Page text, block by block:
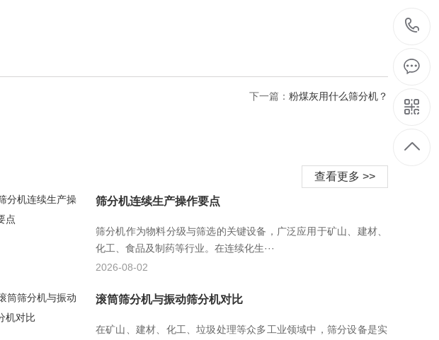
下一篇： 粉煤灰用什么筛分机？
查看更多 >>
筛分机连续生产操作要点
筛分机作为物料分级与筛选的关键设备，广泛应用于矿山、建材、
化工、食品及制药等行业。在连续化生···
2026-08-02
滚筒筛分机与振动筛分机对比
在矿山、建材、化工、垃圾处理等众多工业领域中，筛分设备是实